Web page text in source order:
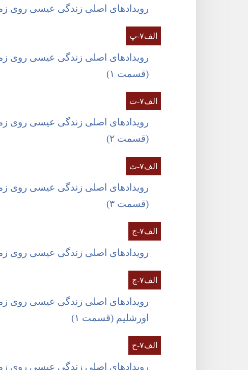
رویدادهای اصلی زندگی عیسی
الف۷-‏پ
رویدادهای اصلی زندگی عیسی
(‏قسمت ۱)‏
الف۷-‏ت
رویدادهای اصلی زندگی عیسی
(‏قسمت ۲)‏
الف۷-‏ث
رویدادهای اصلی زندگی عیسی روی
(‏قسمت ۳)‏
الف۷-‏ج
رویدادهای اصلی زندگی عیسی
الف۷-‏چ
رویدادهای اصلی زندگی عیسی روی
اورشلیم (‏قسمت ۱)‏
الف۷-‏ح
رویدادهای اصلی زندگی عیسی روی